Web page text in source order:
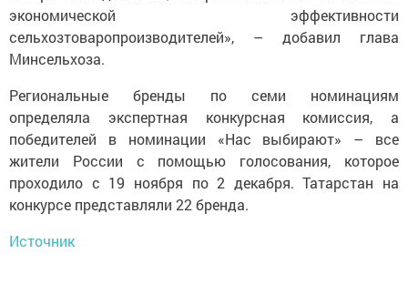
экономической эффективности
сельхозтоваропроизводителей», – добавил глава
Минсельхоза.
Региональные бренды по семи номинациям
определяла экспертная конкурсная комиссия, а
победителей в номинации «Нас выбирают» – все
жители России с помощью голосования, которое
проходило с 19 ноября по 2 декабря. Татарстан на
конкурсе представляли 22 бренда.
Источник